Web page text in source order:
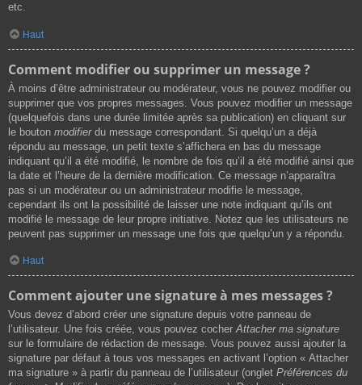
etc.
Haut
Comment modifier ou supprimer un message ?
À moins d’être administrateur ou modérateur, vous ne pouvez modifier ou
supprimer que vos propres messages. Vous pouvez modifier un message
(quelquefois dans une durée limitée après sa publication) en cliquant sur
le bouton modifierdu message correspondant. Si quelqu’un a déjà
répondu au message, un petit texte s’affichera en bas du message
indiquant qu’il a été modifié, le nombre de fois qu’il a été modifié ainsi que
la date et l’heure de la dernière modification. Ce message n’apparaîtra
pas si un modérateur ou un administrateur modifie le message,
cependant ils ont la possibilité de laisser une note indiquant qu’ils ont
modifié le message de leur propre initiative. Notez que les utilisateurs ne
peuvent pas supprimer un message une fois que quelqu’un y a répondu.
Haut
Comment ajouter une signature à mes messages ?
Vous devez d’abord créer une signature depuis votre panneau de
l’utilisateur. Une fois créée, vous pouvez cocherAttacher ma signature
sur le formulaire de rédaction de message. Vous pouvez aussi ajouter la
signature par défaut à tous vos messages en activant l’option « Attacher
ma signature » à partir du panneau de l’utilisateur (onglet Préférences du